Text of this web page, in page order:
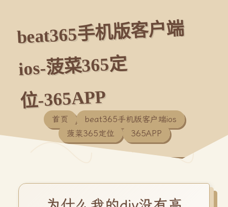
beat365手机版客户端
ios-菠菜365定
位-365APP
首页
beat365手机版客户端ios
菠菜365定位
365APP